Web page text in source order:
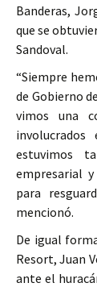
Banderas,
que se
Sandoval.
“Siempre
de Gobierno
vimos una
estuvimos
empresarial
para
mencionó.
De igual
Resort, Juan
ante el